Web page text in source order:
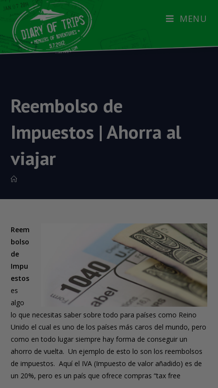
MENU
Reembolso de
Impuestos | Ahorra al
viajar
Reem
bolso
de
Impu
estos
es
algo
lo que necesitas saber sobre todo para países como Reino
Unido el cual es uno de los países más caros del mundo, pero
como en todo lugar siempre hay forma de conseguir un
ahorro de vuelta. Un ejemplo de esto lo son los reembolsos
de impuestos. Aquí el IVA (Impuesto de valor añadido) es de
un 20%, pero es un país que ofrece compras “tax free